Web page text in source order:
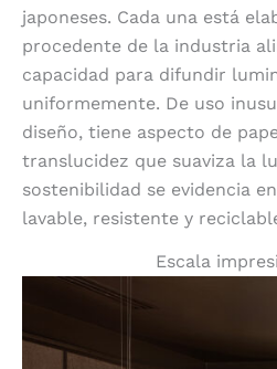
japoneses. Cada una está
procedente de la industria
capacidad para difundir
uniformemente. De uso
diseño, tiene aspecto de
translucidez que suaviza la
sostenibilidad se evidencia
lavable, resistente y
Escala